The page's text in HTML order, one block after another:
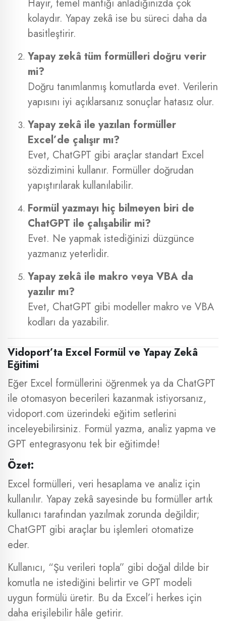
Hayır, temel mantığı anladığınızda çok
kolaydır. Yapay zekâ ise bu süreci daha da
basitleştirir.
Yapay zekâ tüm formülleri doğru verir
mi?
Doğru tanımlanmış komutlarda evet. Verilerin
yapısını iyi açıklarsanız sonuçlar hatasız olur.
Yapay zekâ ile yazılan formüller
Excel’de çalışır mı?
Evet, ChatGPT gibi araçlar standart Excel
sözdizimini kullanır. Formüller doğrudan
yapıştırılarak kullanılabilir.
Formül yazmayı hiç bilmeyen biri de
ChatGPT ile çalışabilir mi?
Evet. Ne yapmak istediğinizi düzgünce
yazmanız yeterlidir.
Yapay zekâ ile makro veya VBA da
yazılır mı?
Evet, ChatGPT gibi modeller makro ve VBA
kodları da yazabilir.
Vidoport’ta Excel Formül ve Yapay Zekâ
Eğitimi
Eğer Excel formüllerini öğrenmek ya da ChatGPT
ile otomasyon becerileri kazanmak istiyorsanız,
vidoport.com üzerindeki eğitim setlerini
inceleyebilirsiniz. Formül yazma, analiz yapma ve
GPT entegrasyonu tek bir eğitimde!
Özet:
Excel formülleri, veri hesaplama ve analiz için
kullanılır. Yapay zekâ sayesinde bu formüller artık
kullanıcı tarafından yazılmak zorunda değildir;
ChatGPT gibi araçlar bu işlemleri otomatize
eder.
Kullanıcı, “Şu verileri topla” gibi doğal dilde bir
komutla ne istediğini belirtir ve GPT modeli
uygun formülü üretir. Bu da Excel’i herkes için
daha erişilebilir hâle getirir.